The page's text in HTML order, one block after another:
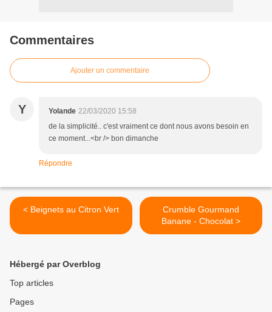
Commentaires
Ajouter un commentaire
Y Yolande 22/03/2020 15:58
de la simplicité.. c'est vraiment ce dont nous avons besoin en
ce moment...<br /> bon dimanche
Répondre
< Beignets au Citron Vert
Crumble Gourmand
Banane - Chocolat >
Hébergé par Overblog
Top articles
Pages